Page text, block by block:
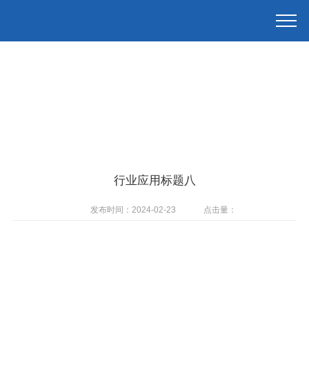
行业应用标题八
发布时间：2024-02-23 点击量：